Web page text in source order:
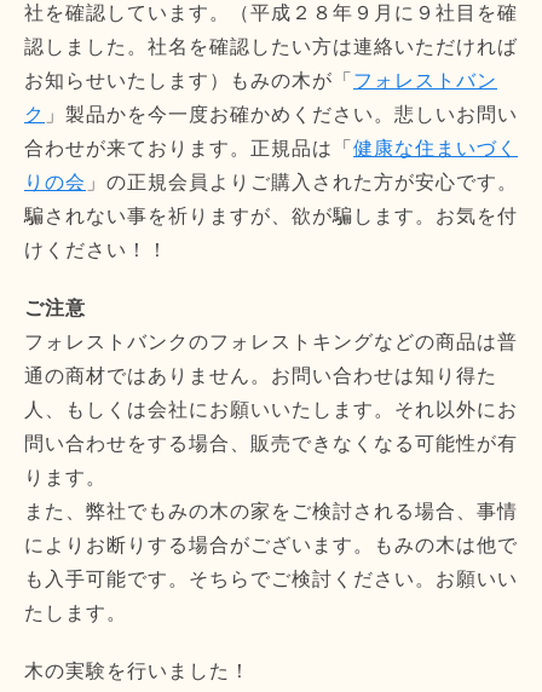
社を確認しています。（平成２８年９月に９社目を確
認しました。社名を確認したい方は連絡いただければ
お知らせいたします）もみの木が「 フォレストバン
ク 」製品かを今一度お確かめください。悲しいお問い
合わせが来ております。正規品は「 健康な住まいづく
りの会 」の正規会員よりご購入された方が安心です。
騙されない事を祈りますが、欲が騙します。お気を付
けください！！
ご注意
フォレストバンクのフォレストキングなどの商品は普
通の商材ではありません。お問い合わせは知り得た
人、もしくは会社にお願いいたします。それ以外にお
問い合わせをする場合、販売できなくなる可能性が有
ります。
また、弊社でもみの木の家をご検討される場合、事情
によりお断りする場合がございます。もみの木は他で
も入手可能です。そちらでご検討ください。お願いい
たします。
木の実験を行いました！